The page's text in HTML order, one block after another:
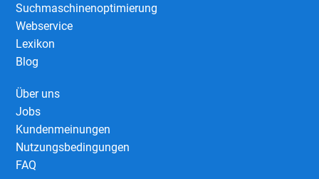
Suchmaschinenoptimierung
Webservice
Lexikon
Blog
Über uns
Jobs
Kundenmeinungen
Nutzungsbedingungen
FAQ